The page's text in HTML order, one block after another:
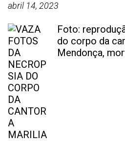
abril 14, 2023
Foto:
do corpo da
Mendonça,
foram
divulgação